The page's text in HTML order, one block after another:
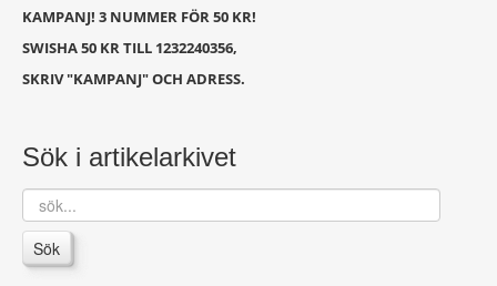
KAMPANJ! 3 NUMMER FÖR 50 KR!
SWISHA 50 KR TILL 1232240356,
SKRIV "KAMPANJ" OCH ADRESS.
Sök i artikelarkivet
sök...
Sök